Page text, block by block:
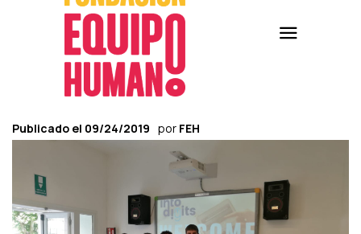
Publicado el 09/24/2019 por FEH